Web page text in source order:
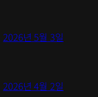
2026년 5월 3일
2026년 4월 2일